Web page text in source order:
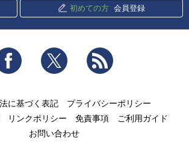
初めての方 会員登録
Facebook Twitter
に基づく表記
プライバシーポリシー
リンクポリシー 免責事項
ご利用ガイド
お問い合わせ